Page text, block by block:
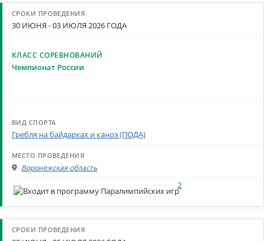
30 ИЮНЯ - 03 ИЮЛЯ 2026 ГОДА
Чемпионат России
Гребля на байдарках и каноэ (ПОДА)
Воронежская область
2